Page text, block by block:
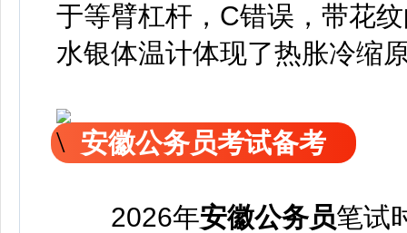
于等臂杠杆，C错误，带花
水银体温计体现了热胀冷缩
安徽公务员考试备考
2026年安徽公务员笔试